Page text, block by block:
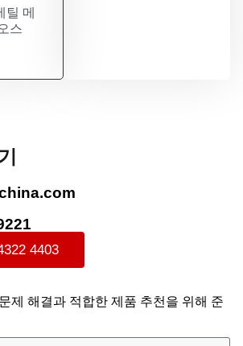
틸 메
스
4403
제 해결과 적합한 제품 추천을 위해 준